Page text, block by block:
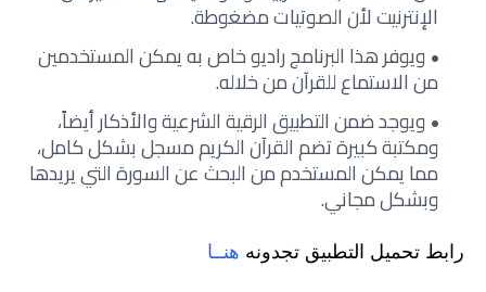
الإنترنيت لأن الصوتيات مضغوطة.
ويوفر هذا البرنامج راديو خاص به يمكن المستخدمين
من الاستماع للقرآن من خلاله.
ويوجد ضمن التطبيق الرقية الشرعية والأذكار أيضاً،
ومكتبة كبيرة تضم القرآن الكريم مسجل بشكل كامل،
مما يمكن المستخدم من البحث عن السورة التي يريدها
وبشكل مجاني.
رابط تحميل التطبيق تجدونه هنــا